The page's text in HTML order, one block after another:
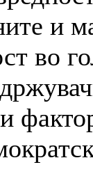
и
во